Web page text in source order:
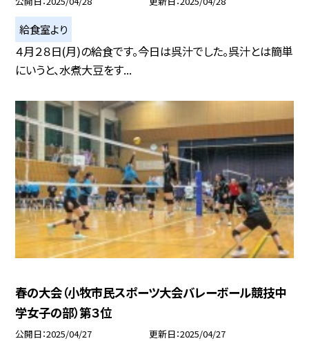
給食室より
４月２８日(月)の給食です。今日は呉汁でした。呉汁とは簡単
にいうと、水煮大豆をす...
春の大会（小牧市民スポーツ大会バレーボール競技中
学女子の部）第３位
公開日 2025/04/27 更新日 2025/04/27